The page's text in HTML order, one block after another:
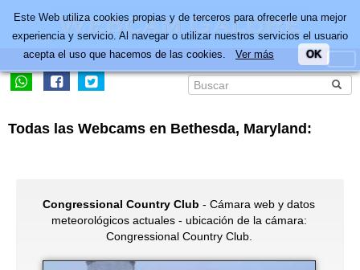
Todas las Webcams en Bethesda, Maryland:
Congressional Country Club - Cámara web y datos
meteorológicos actuales - ubicación de la cámara:
Congressional Country Club.
Este Web utiliza cookies propias y de terceros para ofrecerle una mejor
experiencia y servicio. Al navegar o utilizar nuestros servicios el usuario
acepta el uso que hacemos de las cookies. Ver más OK